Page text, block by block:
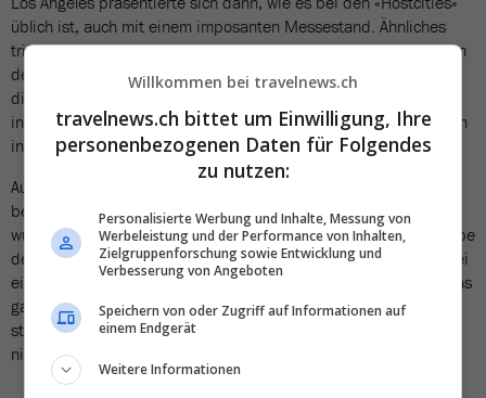
üblich ist, auch mit einem imposanten Messestand. Ähnliches
trifft auch auf andere grössere US-Destinationen zu. War doch in
den letzten Jahren eher noch etwas Sparflamme angesagt, ist
dieses Jahr wieder zünftig in grössere und auffälligere Stände
investiert worden. Ob dies jedoch wirklich zu viel mehr Urlaubern
in den USA führt, sei dahingestellt.
Auf der anderen Seite vernahm man aus mehreren Ecken, dass
bei den offiziellen Messe-Lunches scheinbar etwas gespart
wurde. So bezeichneten einige Einkäufer die diesjährige Ausgabe
des IPW’s etwas ironisch gar als «Hunger Games». Dass dann bei
einigen sogar noch Magenbeschwerden dazu kamen, machte das
ganze auch nicht besser. Zum guten Glück aber steht bzw.
standen die Mahlzeiten vor, während und nach der Messe noch
nie im Fokus eines solchen Events.
Willkommen bei travelnews.ch
travelnews.ch bittet um Einwilligung, Ihre
personenbezogenen Daten für Folgendes
zu nutzen:
Personalisierte Werbung und Inhalte, Messung von
Werbeleistung und der Performance von Inhalten,
Zielgruppenforschung sowie Entwicklung und
Verbesserung von Angeboten
Speichern von oder Zugriff auf Informationen auf
einem Endgerät
Weitere Informationen